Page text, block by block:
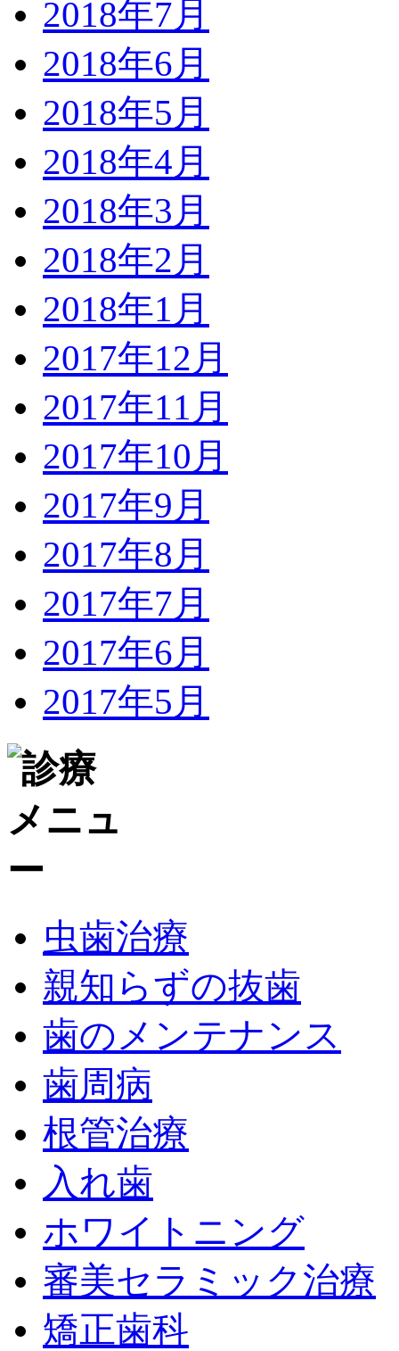
2018年7月
2018年6月
2018年5月
2018年4月
2018年3月
2018年2月
2018年1月
2017年12月
2017年11月
2017年10月
2017年9月
2017年8月
2017年7月
2017年6月
2017年5月
虫歯治療
親知らずの抜歯
歯のメンテナンス
歯周病
根管治療
入れ歯
ホワイトニング
審美セラミック治療
矯正歯科